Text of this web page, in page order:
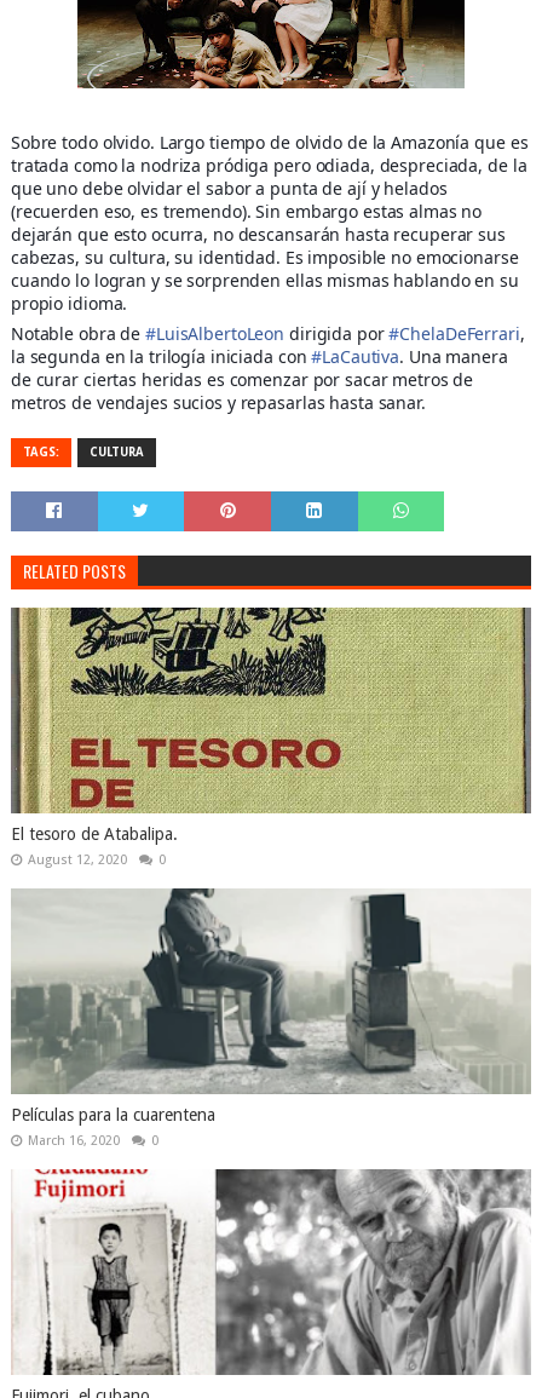
Sobre todo olvido. Largo tiempo de olvido de la Amazonía que es
tratada como la nodriza pródiga pero odiada, despreciada, de la
que uno debe olvidar el sabor a punta de ají y helados
(recuerden eso, es tremendo). Sin embargo estas almas no
dejarán que esto ocurra, no descansarán hasta recuperar sus
cabezas, su cultura, su identidad. Es imposible no emocionarse
cuando lo logran y se sorprenden ellas mismas hablando en su
propio idioma.
Notable obra de#LuisAlbertoLeon dirigida por#ChelaDeFerrari,
la segunda en la trilogía iniciada con#LaCautiva. Una manera
de curar ciertas heridas es comenzar por sacar metros de
metros de vendajes sucios y repasarlas hasta sanar.
TAGS: CULTURA
RELATED POSTS
El tesoro de Atabalipa.
August 12, 2020 0
Películas para la cuarentena
March 16, 2020 0